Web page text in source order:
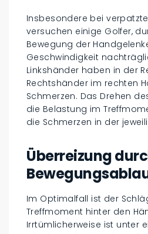
Insbesondere bei
versuchen einige Golfer,
Bewegung der
Geschwindigkeit
Linkshänder haben in der
Rechtshänder im rechten
Schmerzen. Das Drehen
die Belastung im
die Schmerzen in der
Überreizung
Im Optimalfall ist der
Treffmoment hinter den
Irrtümlicherweise ist unter